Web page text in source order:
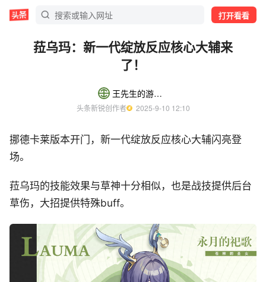
打开看看
菈乌玛：新一代绽放反应核心大辅来
了！
王先生的游戏日记
头条新锐创作者
  2025-9-10 12:10
挪德卡莱版本开门，新一代绽放反应核心大辅闪亮登
场。
菈乌玛的技能效果与草神十分相似，也是战技提供后台
草伤，大招提供特殊buff。